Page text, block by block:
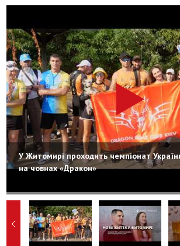
У Житомирі проходить чемпіонат
на човнах «Дракон»